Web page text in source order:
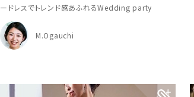
ードレスでトレンド感あふれるWedding party
M.Ogauchi